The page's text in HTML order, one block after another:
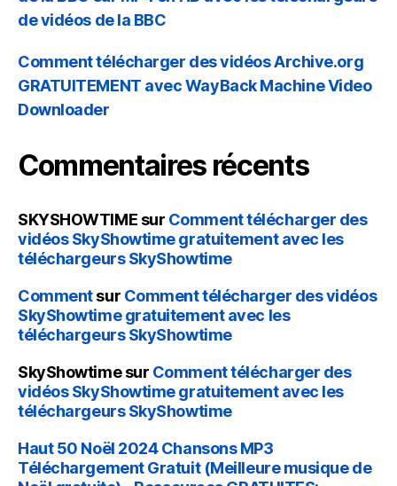
de vidéos de la BBC
Comment télécharger des vidéos Archive.org
GRATUITEMENT avec WayBack Machine Video
Downloader
Commentaires récents
SKYSHOWTIME sur Comment télécharger des
vidéos SkyShowtime gratuitement avec les
téléchargeurs SkyShowtime
Commentsur Comment télécharger des vidéos
SkyShowtime gratuitement avec les
téléchargeurs SkyShowtime
SkyShowtimesur Comment télécharger des
vidéos SkyShowtime gratuitement avec les
téléchargeurs SkyShowtime
Haut 50 Noël 2024 Chansons MP3
Téléchargement Gratuit (Meilleure musique de